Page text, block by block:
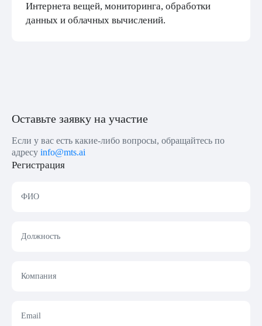
Интернета вещей, мониторинга, обработки
данных и облачных вычислений.
Оставьте заявку на участие
Если у вас есть какие-либо вопросы, обращайтесь по
адресу info@mts.ai
Регистрация